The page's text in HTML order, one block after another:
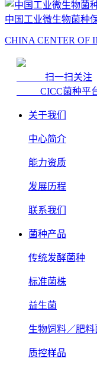
中国工业微生物菌种
CHINA CENTER OF
扫一扫关注
CICC菌种平
关于我们
中心简介
能力资质
发展历程
联系我们
菌种产品
传统发酵菌种
标准菌株
益生菌
生物饲料／肥料
质控样品